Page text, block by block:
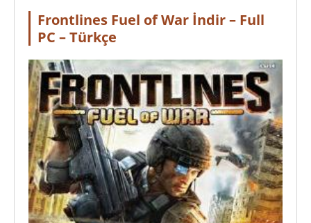
Frontlines Fuel of War İndir – Full
PC – Türkçe